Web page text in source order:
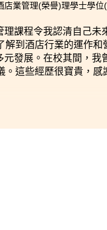
店業管理(榮譽)理學士學位
理課程令我認清自己
解到酒店行業的運作
元發展。在校其間，
。這些經歷很寶貴，